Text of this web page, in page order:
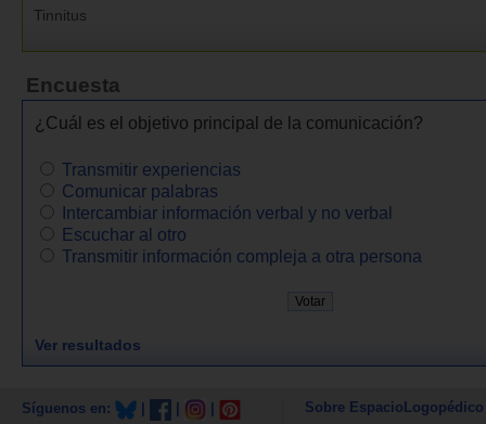
Tinnitus
Encuesta
¿Cuál es el objetivo principal de la comunicación?
Transmitir experiencias
Comunicar palabras
Intercambiar información verbal y no verbal
Escuchar al otro
Transmitir información compleja a otra persona
Ver resultados
Síguenos en: Sobre EspacioLogopédico